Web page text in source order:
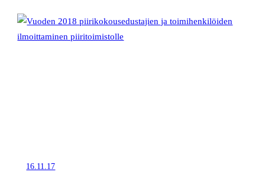
16.11.17